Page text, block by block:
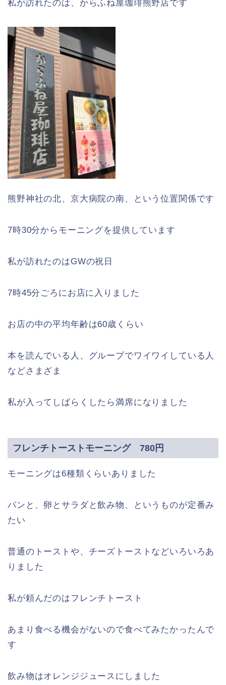
私が訪れたのは、からふね屋珈琲熊野店です
熊野神社の北、京大病院の南、という位置関係です
7時30分からモーニングを提供しています
私が訪れたのはGWの祝日
7時45分ごろにお店に入りました
お店の中の平均年齢は60歳くらい
本を読んでいる人、グループでワイワイしている人
などさまざま
私が入ってしばらくしたら満席になりました
フレンチトーストモーニング 780円
モーニングは6種類くらいありました
パンと、卵とサラダと飲み物、というものが定番み
たい
普通のトーストや、チーズトーストなどいろいろあ
りました
私が頼んだのはフレンチトースト
あまり食べる機会がないので食べてみたかったんで
す
飲み物はオレンジジュースにしました